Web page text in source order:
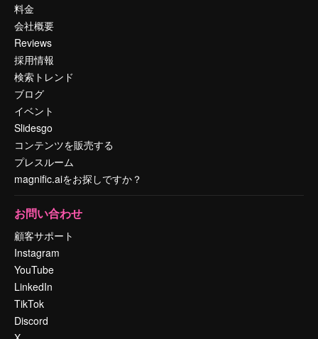
料金
会社概要
Reviews
採用情報
検索トレンド
ブログ
イベント
Slidesgo
コンテンツを販売する
プレスルーム
magnific.aiをお探しですか？
お問い合わせ
顧客サポート
Instagram
YouTube
LinkedIn
TikTok
Discord